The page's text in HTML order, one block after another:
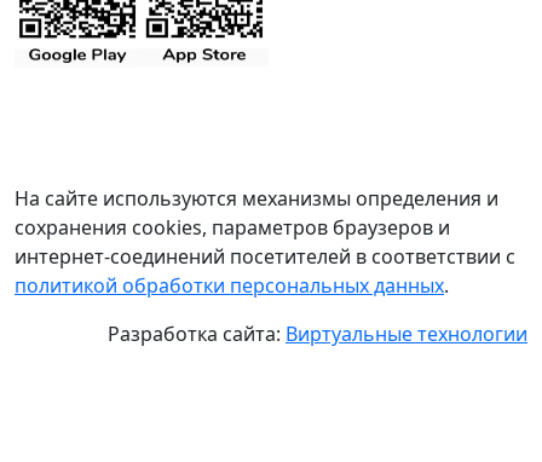
На сайте используются механизмы определения и
сохранения cookies, параметров браузеров и
интернет-соединений посетителей в соответствии с
политикой обработки персональных данных.
Разработка сайта: Виртуальные технологии